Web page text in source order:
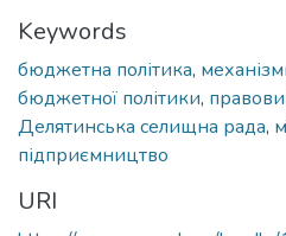
Keywords
бюджетна політика,
бюджетної політики,
Делятинська селищна рада,
підприємництво
URI